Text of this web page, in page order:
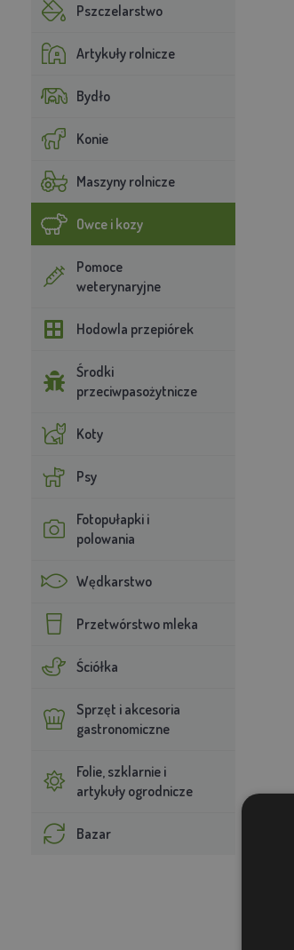
Pszczelarstwo
Artykuły rolnicze
Bydło
Konie
Maszyny rolnicze
Owce i kozy
Pomoce
weterynaryjne
Hodowla przepiórek
Środki
przeciwpasożytnicze
Koty
Psy
Fotopułapki i
polowania
Wędkarstwo
Przetwórstwo mleka
Ściółka
Sprzęt i akcesoria
gastronomiczne
Folie, szklarnie i
artykuły ogrodnicze
Bazar